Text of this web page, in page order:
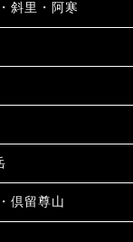
斜里・阿寒
倶留尊山